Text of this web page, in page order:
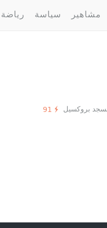
مشاهير سياسة رياضة
بروكسيل